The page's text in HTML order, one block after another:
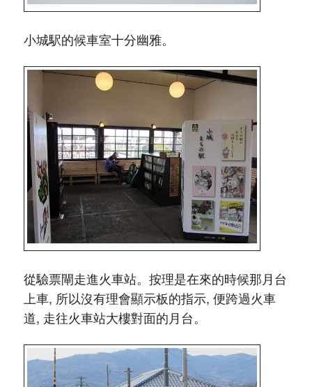
小城駅的候車室十分幽雅。
從驗票閘走進火車站。按理是在來的時候那月台
上車, 所以沒有理會顯示板的指示, 便跨過火車
道, 走往火車站大樓對面的月台。